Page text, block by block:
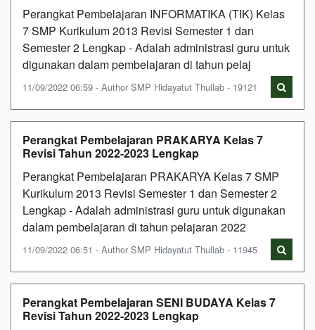
Perangkat Pembelajaran INFORMATIKA (TIK) Kelas
7 SMP Kurikulum 2013 Revisi Semester 1 dan
Semester 2 Lengkap - Adalah administrasi guru untuk
digunakan dalam pembelajaran di tahun pelaj
11/09/2022 06:59 - Author SMP Hidayatut Thullab - 19121
Perangkat Pembelajaran PRAKARYA Kelas 7
Revisi Tahun 2022-2023 Lengkap
Perangkat Pembelajaran PRAKARYA Kelas 7 SMP
Kurikulum 2013 Revisi Semester 1 dan Semester 2
Lengkap - Adalah administrasi guru untuk digunakan
dalam pembelajaran di tahun pelajaran 2022
11/09/2022 06:51 - Author SMP Hidayatut Thullab - 11945
Perangkat Pembelajaran SENI BUDAYA Kelas 7
Revisi Tahun 2022-2023 Lengkap